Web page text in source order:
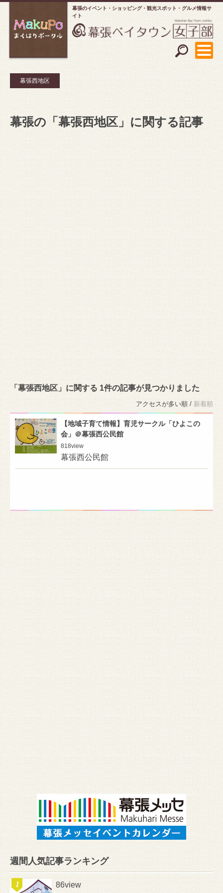
幕張のイベント・ショッピング
観光スポット・グルメ情報サ
イト
幕張西地区
幕張の「幕張西地区」に関する記事
「幕張西地区」に関する 1件の記事が見つかりました
アクセスが多い順 / 新着順
【地域子育て情報】育児サークル「ひよこの
会」＠幕張西公民館
818view
幕張西公民館
週間人気記事ランキング
86view